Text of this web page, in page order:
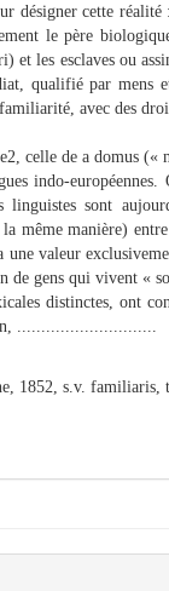
désigner cette
le père
et les esclaves ou
qualifié par mens
avec des
celle de a domus
indo-
sont
même manière)
valeur
de gens qui vivent «
distinctes, ont
.............................
1852, s.v. familiaris,